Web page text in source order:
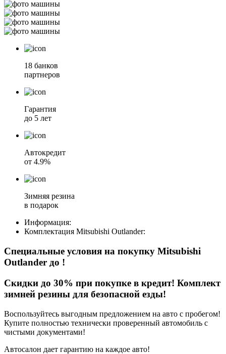
18 банков
партнеров
Гарантия
до 5 лет
Автокредит
от 4.9%
Зимняя резина
в подарок
Информация:
Комплектация Mitsubishi Outlander:
Специальные условия на покупку Mitsubishi
Outlander до !
Скидки до 30% при покупке в кредит! Комплект
зимней резины для безопасной езды!
Воспользуйтесь выгодным предложением на авто с пробегом!
Купите полностью технически проверенный автомобиль с
чистыми документами!
Автосалон дает гарантию на каждое авто!